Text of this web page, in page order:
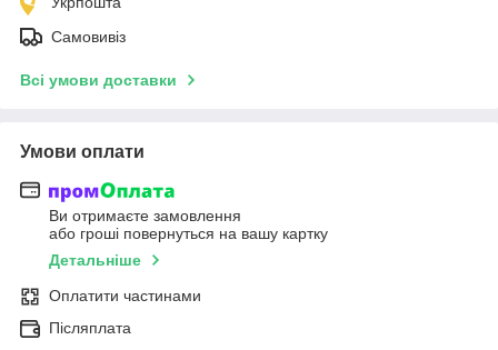
Самовивіз
Всі умови доставки
Умови оплати
Ви отримаєте замовлення
або гроші повернуться на вашу картку
Детальніше
Оплатити частинами
Післяплата